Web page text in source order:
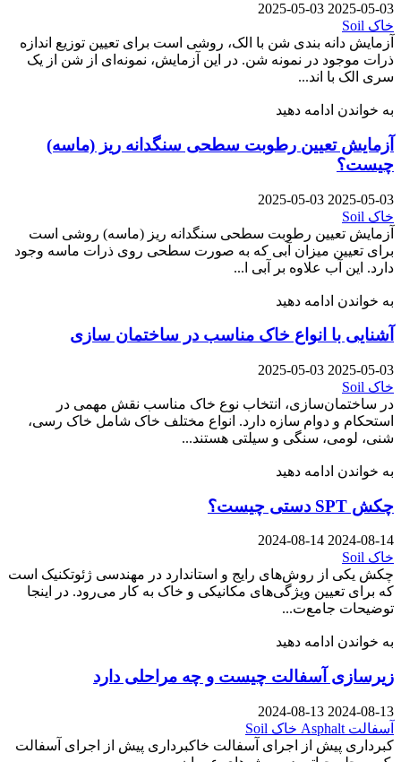
2025-05-03
2025-05-03
خاک Soil
آزمایش دانه بندی شن با الک، روشی است برای تعیین توزیع اندازه
ذرات موجود در نمونه شن. در این آزمایش، نمونه‌ای از شن از یک
سری الک با اند...
به خواندن ادامه دهید
آزمایش تعیین رطوبت سطحی سنگدانه ریز (ماسه)
چیست؟
2025-05-03
2025-05-03
خاک Soil
آزمایش تعیین رطوبت سطحی سنگدانه ریز (ماسه) روشی است
برای تعیین میزان آبی که به صورت سطحی روی ذرات ماسه وجود
دارد. این آب علاوه بر آبی ا...
به خواندن ادامه دهید
آشنایی با انواع خاک مناسب در ساختمان سازی
2025-05-03
2025-05-03
خاک Soil
در ساختمان‌سازی، انتخاب نوع خاک مناسب نقش مهمی در
استحکام و دوام سازه دارد. انواع مختلف خاک شامل خاک رسی،
شنی، لومی، سنگی و سیلتی هستند...
به خواندن ادامه دهید
چکش SPT دستی چیست؟
2024-08-14
2024-08-14
خاک Soil
چکش یکی از روش‌های رایج و استاندارد در مهندسی ژئوتکنیک است
که برای تعیین ویژگی‌های مکانیکی و خاک به کار می‌رود. در اینجا
توضیحات جامع‌ت...
به خواندن ادامه دهید
زیرسازی آسفالت چیست و چه مراحلی دارد
2024-08-13
2024-08-13
آسفالت Asphalt
خاک Soil
کبرداری پیش از اجرای آسفالت خاکبرداری پیش از اجرای آسفالت